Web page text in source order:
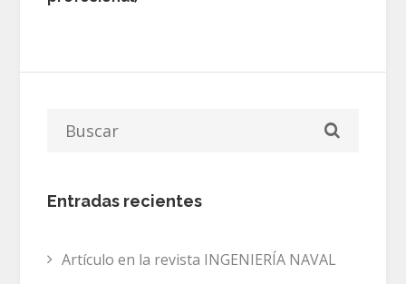
Entradas recientes
Artículo en la revista INGENIERÍA NAVAL